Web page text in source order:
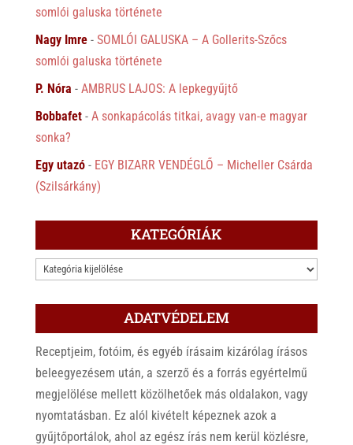
somlói galuska története
Nagy Imre- SOMLÓI GALUSKA – A Gollerits-Szőcs
somlói galuska története
P. Nóra - AMBRUS LAJOS: A lepkegyűjtő
Bobbafet- A sonkapácolás titkai, avagy van-e magyar
sonka?
Egy utazó- EGY BIZARR VENDÉGLŐ – Micheller Csárda
(Szilsárkány)
KATEGÓRIÁK
KATEGÓRIÁK
ADATVÉDELEM
Receptjeim, fotóim, és egyéb írásaim kizárólag írásos
beleegyezésem után, a szerző és a forrás egyértelmű
megjelölése mellett közölhetőek más oldalakon, vagy
nyomtatásban. Ez alól kivételt képeznek azok a
gyűjtőportálok, ahol az egész írás nem kerül közlésre,